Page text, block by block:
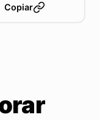
Copiar